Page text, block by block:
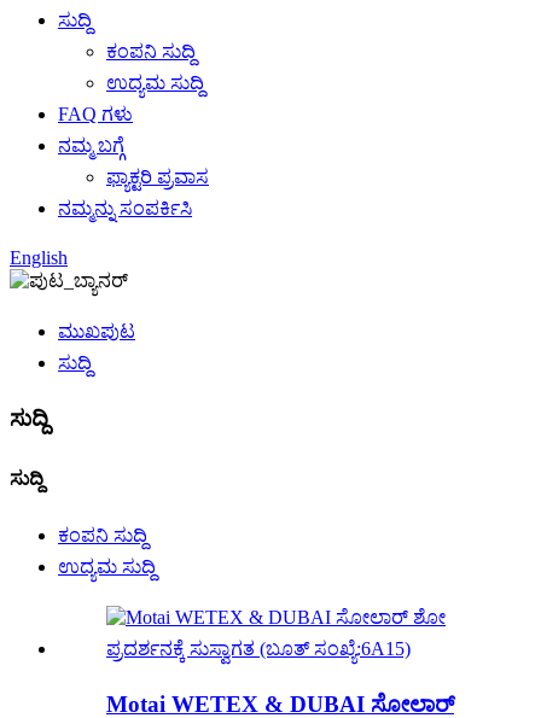
ಸುದ್ದಿ
ಕಂಪನಿ ಸುದ್ದಿ
ಉದ್ಯಮ ಸುದ್ದಿ
FAQ ಗಳು
ನಮ್ಮ ಬಗ್ಗೆ
ಫ್ಯಾಕ್ಟರಿ ಪ್ರವಾಸ
ನಮ್ಮನ್ನು ಸಂಪರ್ಕಿಸಿ
English
ಮುಖಪುಟ
ಸುದ್ದಿ
ಸುದ್ದಿ
ಸುದ್ದಿ
ಕಂಪನಿ ಸುದ್ದಿ
ಉದ್ಯಮ ಸುದ್ದಿ
Motai WETEX & DUBAI ಸೋಲಾರ್